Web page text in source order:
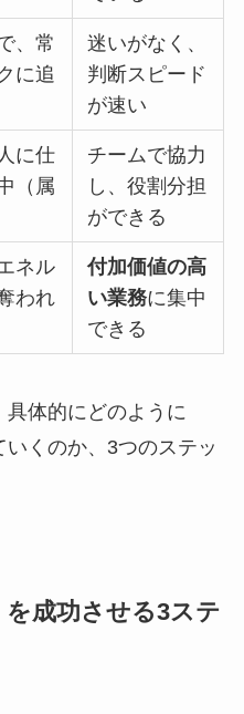
、常
に追
迷いがなく、
判断スピード
が速い
に仕
（属
チームで協力
し、役割分担
ができる
ネル
われ
付加価値の高
い業務に集中
できる
体的にどのように
いくのか、3つのステッ
成功させる3ステ